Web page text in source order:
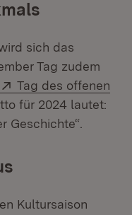
sich das
Tag zudem
Extern:
Tag des offenen
für 2024 lautet:
Geschichte“.
Kultursaison